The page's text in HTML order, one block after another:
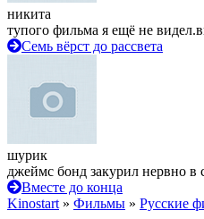
никита
тупого фильма я ещё не
Семь вёрст до рассвета
шурик
джеймс бонд закурил нервно в
Вместе до конца
Kinostart » Фильмы » Русские